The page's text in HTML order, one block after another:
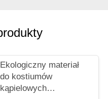
Ekologiczny materiał
do kostiumów
kąpielowych